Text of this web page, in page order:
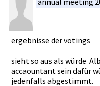
ergebnisse­ der votings
sieht so aus als würde
accaountan­t sein dafür
jedenfalls­ abgestimmt­.